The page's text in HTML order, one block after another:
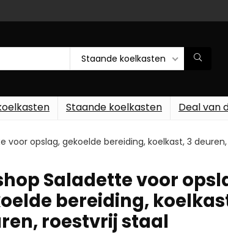
Staande koelkasten
Staande koelkasten Deal van
voor opslag, gekoelde bereiding, koelkast, 3
Saladette voor
bereiding,
roestvrij staal